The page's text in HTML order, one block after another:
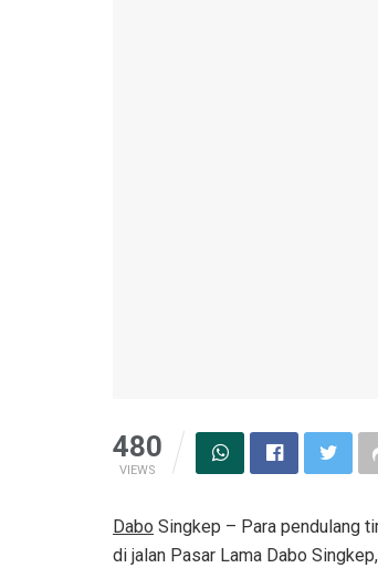
480
VIEWS
Dabo Singkep – Para pendulang
di jalan Pasar Lama Dabo